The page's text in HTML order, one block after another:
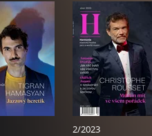
2/2023